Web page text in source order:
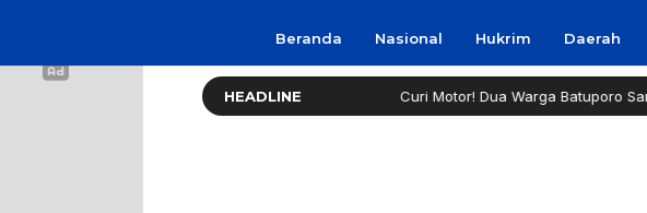
Beranda Nasional Hukrim Daerah
HEADLINE
Sampang Tuai Apresiasi Curi Motor! Dua Warga Batuporo Sampang Dibui